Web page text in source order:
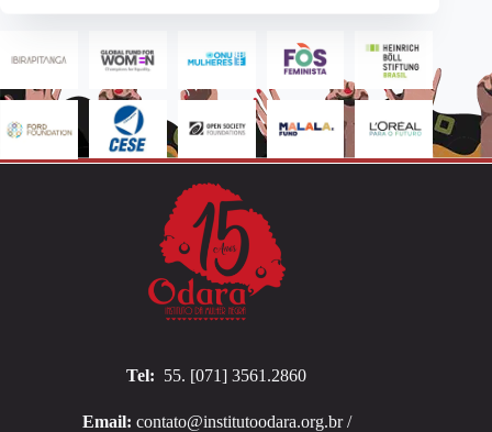
Tel: 55. [071] 3561.2860
Email: contato@institutoodara.org.br /